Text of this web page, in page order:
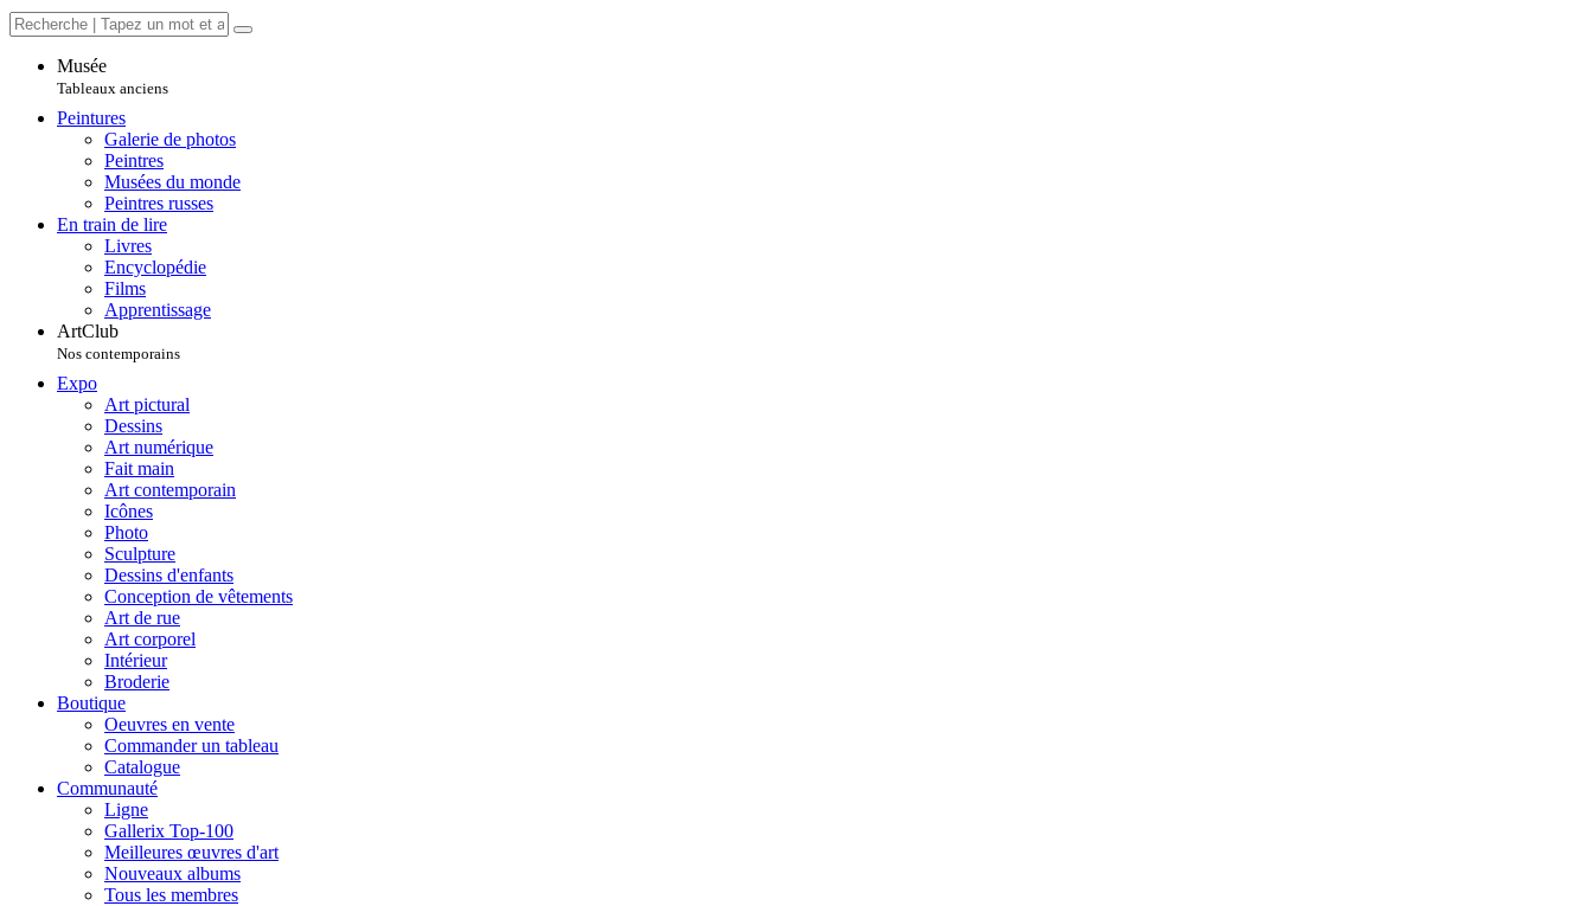
Musée
Tableaux anciens
Peintures
Galerie de photos
Peintres
Musées du monde
Peintres russes
En train de lire
Livres
Encyclopédie
Films
Apprentissage
ArtClub
Nos contemporains
Expo
Art pictural
Dessins
Art numérique
Fait main
Art contemporain
Icônes
Photo
Sculpture
Dessins d'enfants
Conception de vêtements
Art de rue
Art corporel
Intérieur
Broderie
Boutique
Oeuvres en vente
Commander un tableau
Catalogue
Communauté
Ligne
Gallerix Top-100
Meilleures œuvres d'art
Nouveaux albums
Tous les membres